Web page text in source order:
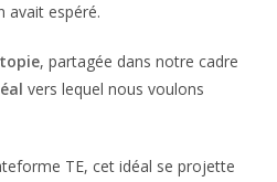
avait espéré.
, partagée dans notre cadre
vers lequel nous voulons
TE, cet idéal se projette